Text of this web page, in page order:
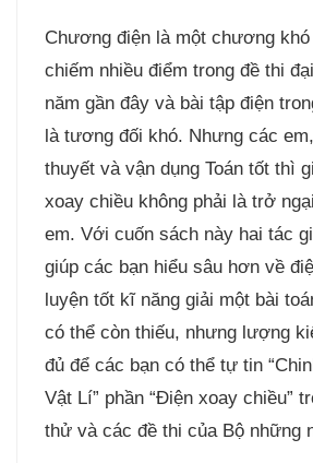
Chương điện là một chương
chiếm nhiều điểm trong đề thi
năm gần đây và bài tập điện
là tương đối khó. Nhưng các
thuyết và vận dụng Toán tốt thì
xoay chiều không phải là trở
em. Với cuốn sách này hai tác
giúp các bạn hiểu sâu hơn về
luyện tốt kĩ năng giải một bài
có thể còn thiếu, nhưng lượng
đủ để các bạn có thể tự tin
Vật Lí” phần “Điện xoay chiều”
thử và các đề thi của Bộ những